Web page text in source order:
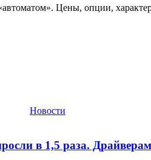
Цены, опции,
Новости
в 1,5 раза.